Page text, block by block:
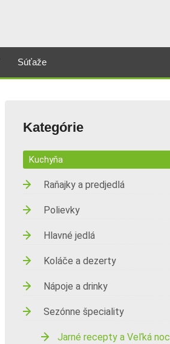
Súťaže
Kategórie
Kuchyňa
Raňajky a predjedlá
Polievky
Hlavné jedlá
Koláče a dezerty
Nápoje a drinky
Sezónne špeciality
Jarné recepty a Veľká noc